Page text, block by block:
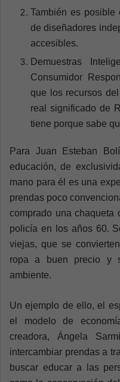
También es
de diseñadores
accesibles.
Demuestras
Consumidor
que los recursos
real significado de
tiene porque sabe
Para Juan Esteban
educación, de
mano para él es una
prendas poco
comprado una chaqueta
policía en los años 60.
viejas, que se
ropa a buen precio y
ambiente.
Un ejemplo de ello, el
el modelo de
creadora, Ángela
intercambiar prendas a
buscar educar a las